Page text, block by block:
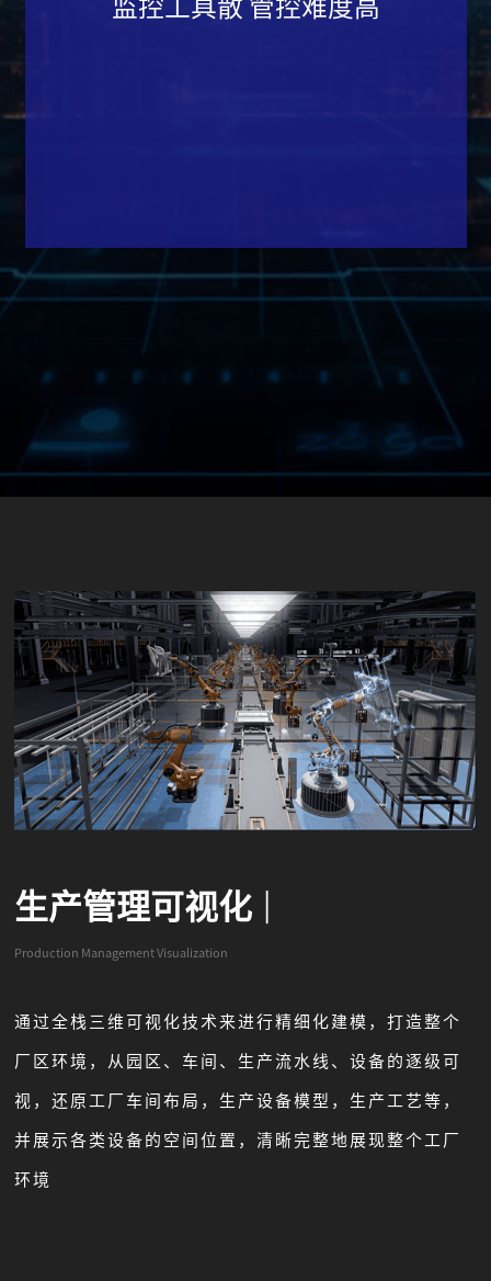
监控工具散 管控难度高
生产管理可视化
Production Management Visualization
通过全栈三维可视化技术来进行精细化建模，打造整个
厂区环境，从园区、车间、生产流水线、设备的逐级可
视，还原工厂车间布局，生产设备模型，生产工艺等，
并展示各类设备的空间位置，清晰完整地展现整个工厂
环境